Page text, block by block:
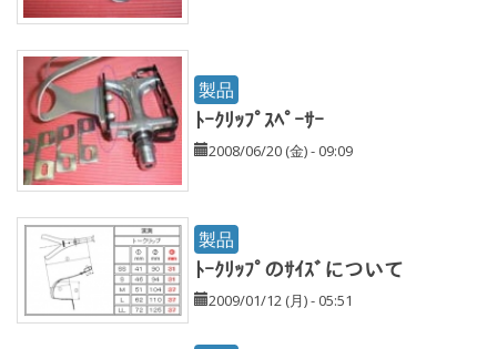
製品
ﾄｰｸﾘｯﾌﾟｽﾍﾟｰｻｰ
2008/06/20 (金) - 09:09
製品
ﾄｰｸﾘｯﾌﾟのｻｲｽﾞについて
2009/01/12 (月) - 05:51